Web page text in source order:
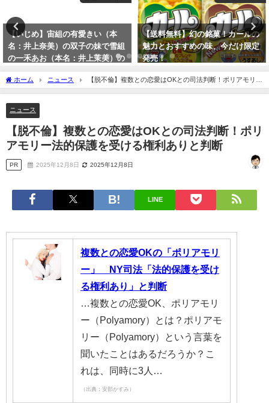
本
組
）の
情聴
【送料無料】幻の銘菓！カールの
魅力とおすすめの味、今だけ限定
発売！
【写真】有愛きい（井上奈
一禾あお（井上茉美）さん
のお父さんはどんな人？京
の処近為の井上清孝社長は
ていますね。
ホーム ニュース
【脱不倫】複数との恋愛はOKとの司法判断！ポリアモリー
法的保護を受ける権利ありと判断
ニュース
【脱不倫】複数との恋愛はOKとの司法判断！ポリ
アモリー法的保護を受ける権利ありと判断
PR 2025年12月8日 2025年12月8日
LINE
複数との恋愛OKの「ポリアモリ
ー」 NY司法「法的保護を受け
る権利あり」と判断
…複数との恋愛OK、ポリアモリ
ー（Polyamory）とは？ポリアモ
リー（Polyamory）という言葉を
聞いたことはあるだろうか？こ
れは、同時に3人…
（出典：安部かすみ）